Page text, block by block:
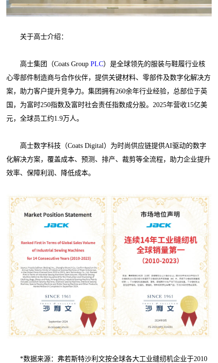
关于高士介绍：
高士集团（Coats GroupPLC）是全球领先的服装与鞋履行业核
心零部件制造商与合作伙伴，提供关键材料、零部件及数字化解决方
案，助力客户提升竞争力。集团拥有260余年行业经验，总部位于英
国，为富时250指数及富时社会责任指数成分股。2025年营收15亿美
元，全球员工约1.9万人。
高士数字科技（Coats Digital）为时尚供应链提供AI驱动的数字
化解决方案，覆盖成本、预测、排产、裁剪等全流程，助力企业提升
效率、保障利润、降低成本。
*数据来源：弗若斯特沙利文按全球各大工业缝纫机企业于2010